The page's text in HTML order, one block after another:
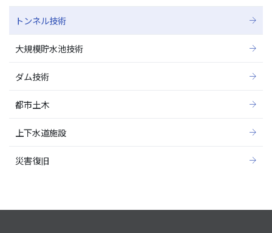
トンネル技術
大規模貯水池技術
ダム技術
都市土木
上下水道施設
災害復旧